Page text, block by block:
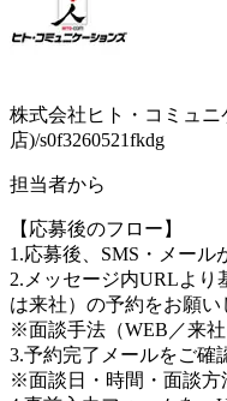
株式会社ヒト・コミュ
店)/s0f3260521fkdg
担当者から
【応募後のフロー】
1.応募後、SMS・メール
2.メッセージ内URLより
は来社）の予約をお願い
※面談手法（WEB／来
3.予約完了メールをご確
※面談日・時間・面談方